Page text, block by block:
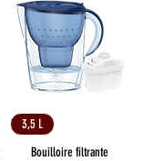
3,5 L
Bouilloire filtrante